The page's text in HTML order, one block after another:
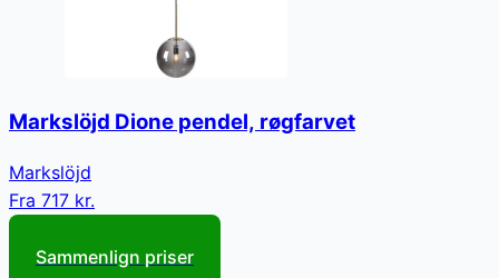
Markslöjd Dione pendel, røgfarvet
Markslöjd
Fra 717 kr.
Sammenlign priser